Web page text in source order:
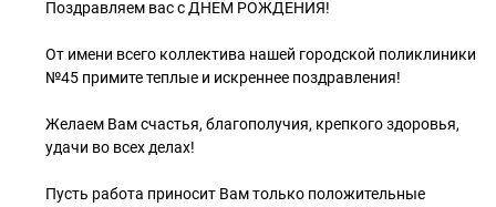
Поздравляем вас с ДНЕМ РОЖДЕНИЯ!
От имени всего коллектива нашей городской поликлиники
№45 примите теплые и искреннее поздравления!
Желаем Вам счастья, благополучия, крепкого здоровья,
удачи во всех делах!
Пусть работа приносит Вам только положительные